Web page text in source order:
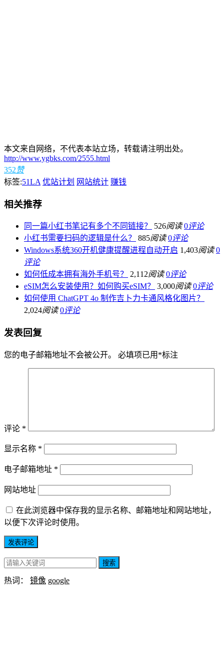
本文来自网络，不代表本站立场，转载请注明出处。
http://www.ygbks.com/2555.html
352赞
标签:51LA 优站计划 网站统计 赚钱
相关推荐
同一篇小红书笔记有多个不同链接？ 526阅读 0评论
小红书需要扫码的逻辑是什么？
885阅读 0评论
Windows系统360开机健康提醒进程自动开启 1,403阅读 0
评论
如何低成本拥有海外手机号？
2,112阅读 0评论
eSIM怎么安装使用？如何购买eSIM？
3,000阅读 0评论
如何使用 ChatGPT 4o 制作吉卜力卡通风格化图片？
2,024阅读 0评论
发表回复
您的电子邮箱地址不会被公开。 必填项已用 *标注
评论 *
显示名称 *
电子邮箱地址 *
网站地址
在此浏览器中保存我的显示名称、邮箱地址和网站地址，
以便下次评论时使用。
搜索
热词： 镜像 google